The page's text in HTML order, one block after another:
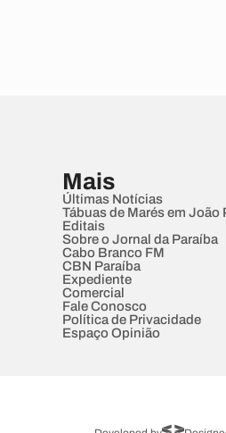
Mais
Últimas Notícias
Tábuas de Marés em João
Editais
Sobre o Jornal da Paraíba
Cabo Branco FM
CBN Paraíba
Expediente
Comercial
Fale Conosco
Política de Privacidade
Espaço Opinião